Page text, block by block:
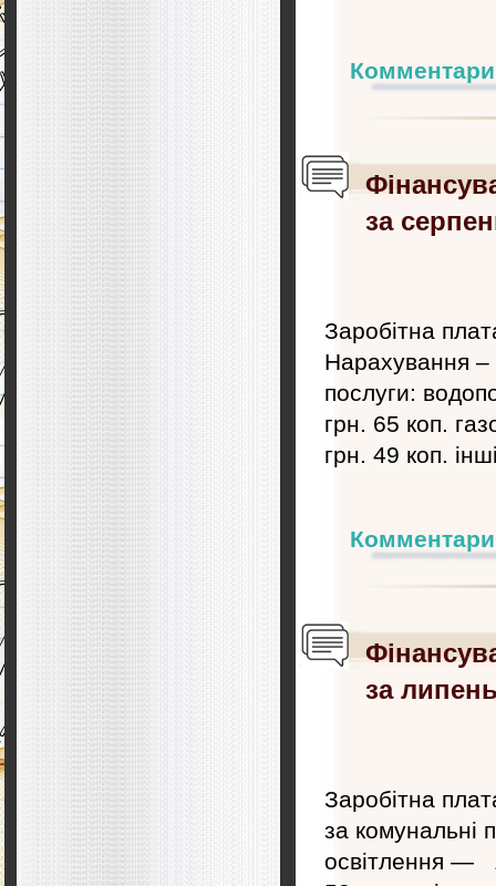
за
Заробітна
Нарахування –
послуги:
грн. 65 коп.
грн. 49 коп.
за
Заробітна
за
освітлення —